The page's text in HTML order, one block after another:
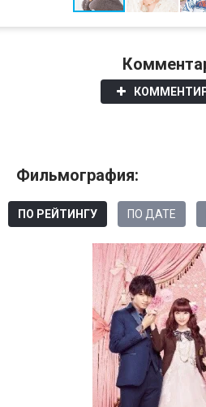
Фильмография:
ПО РЕЙТИНГУ ПО ДАТЕ